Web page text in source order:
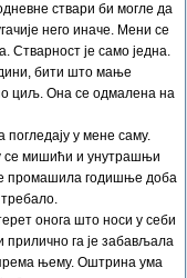
ствари би могле да
него иначе. Мени се
Стварност је само једна.
бити што мање
циљ. Она се одмалена на
погледају у мене саму.
се мишићи и унутрашњи
промашила годишње доба
онога што носи у себи
га је забављала
њему. Оштрина ума